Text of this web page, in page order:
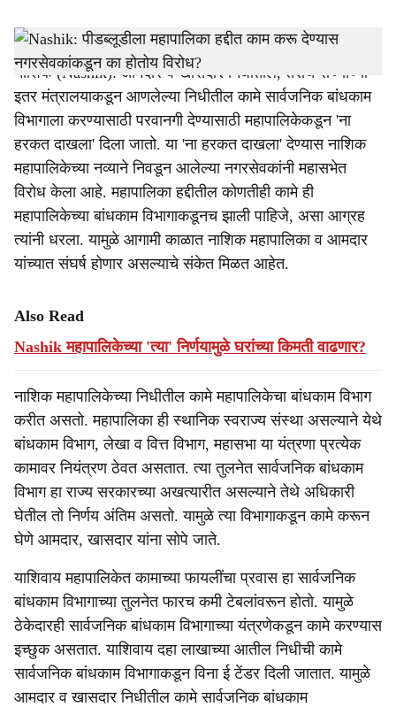
h
a
r
e
PWD, Road Work, Pothole-Tendernama
नाशिक (Nashik): आमदार व खासदार निधीतील, तसेच राज्याच्या
इतर मंत्रालयाकडून आणलेल्या निधीतील कामे सार्वजनिक बांधकाम
विभागाला करण्यासाठी परवानगी देण्यासाठी महापालिकेकडून 'ना
हरकत दाखला' दिला जातो. या 'ना हरकत दाखला' देण्यास नाशिक
महापालिकेच्या नव्याने निवडून आलेल्या नगरसेवकांनी महासभेत
विरोध केला आहे. महापालिका हद्दीतील कोणतीही कामे ही
महापालिकेच्या बांधकाम विभागाकडूनच झाली पाहिजे, असा आग्रह
त्यांनी धरला. यामुळे आगामी काळात नाशिक महापालिका व आमदार
यांच्यात संघर्ष होणार असल्याचे संकेत मिळत आहेत.
Also Read
Nashik महापालिकेच्या 'त्या' निर्णयामुळे घरांच्या किमती वाढणार?
नाशिक महापालिकेच्या निधीतील कामे महापालिकेचा बांधकाम विभाग
करीत असतो. महापालिका ही स्थानिक स्वराज्य संस्था असल्याने येथे
बांधकाम विभाग, लेखा व वित्त विभाग, महासभा या यंत्रणा प्रत्येक
कामावर नियंत्रण ठेवत असतात. त्या तुलनेत सार्वजनिक बांधकाम
विभाग हा राज्य सरकारच्या अखत्यारीत असल्याने तेथे अधिकारी
घेतील तो निर्णय अंतिम असतो. यामुळे त्या विभागाकडून कामे करून
घेणे आमदार, खासदार यांना सोपे जाते.
याशिवाय महापालिकेत कामाच्या फायलींचा प्रवास हा सार्वजनिक
बांधकाम विभागाच्या तुलनेत फारच कमी टेबलांवरून होतो. यामुळे
ठेकेदारही सार्वजनिक बांधकाम विभागाच्या यंत्रणेकडून कामे करण्यास
इच्छुक असतात. याशिवाय दहा लाखाच्या आतील निधीची कामे
सार्वजनिक बांधकाम विभागाकडून विना ई टेंडर दिली जातात. यामुळे
आमदार व खासदार निधीतील कामे सार्वजनिक बांधकाम